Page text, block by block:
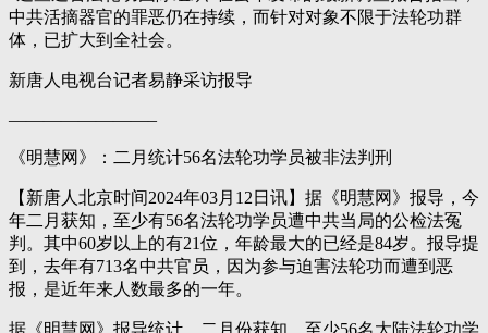
中共活摘器官的罪恶仍在持续，而针对对象不限于法轮功群
体，已扩大到全社会。
新唐人电视台记者易静采访报导
————————–
《明慧网》：二月统计56名法轮功学员被非法判刑
【新唐人北京时间2024年03月12日讯】据《明慧网》报导，今
年二月获知，至少有56名法轮功学员遭中共当局的公检法冤
判。其中60岁以上的有21位，年龄最大的已经是84岁。报导提
到，去年有713名中共官员，因为参与迫害法轮功而遭到恶
报，是近年来人数最多的一年。
据《明慧网》报导统计，二月份获知，至少56名大陆法轮功学